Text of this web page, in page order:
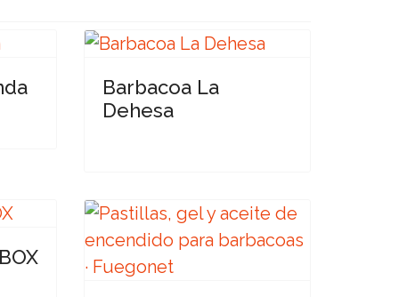
Barbacoa La
Dehesa